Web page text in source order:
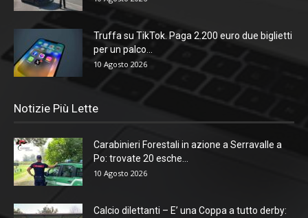
Truffa su TikTok. Paga 2.200 euro due biglietti
per un palco...
10 Agosto 2026
Notizie Più Lette
Carabinieri Forestali in azione a Serravalle a
Po: trovate 20 esche...
10 Agosto 2026
Calcio dilettanti – E’ una Coppa a tutto derby: